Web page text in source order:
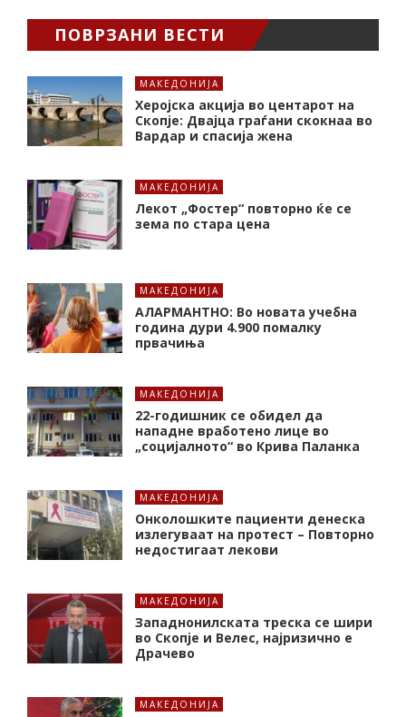
ПОВРЗАНИ ВЕСТИ
МАКЕДОНИЈА
Херојска акција во центарот на
Скопје: Двајца граѓани скокнаа во
Вардар и спасија жена
МАКЕДОНИЈА
Лекот „Фостер“ повторно ќе се
зема по стара цена
МАКЕДОНИЈА
АЛАРМАНТНО: Во новата учебна
година дури 4.900 помалку
првачиња
МАКЕДОНИЈА
22-годишник се обидел да
нападне вработено лице во
„социјалното“ во Крива Паланка
МАКЕДОНИЈА
Онколошките пациенти денеска
излегуваат на протест – Повторно
недостигаат лекови
МАКЕДОНИЈА
Западнонилската треска се шири
во Скопје и Велес, најризично е
Драчево
МАКЕДОНИЈА